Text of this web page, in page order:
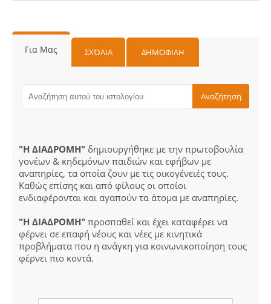
Για Μας ΣΧΌΛΙΑ ΔΗΜΟΦΙΛΗ
"Η ΔΙΑΔΡΟΜΗ" δημιουργήθηκε με την πρωτοβουλία
γονέων & κηδεμόνων παιδιών και εφήβων με
αναπηρίες, τα οποία ζουν με τις οικογένειές τους.
Καθώς επίσης και από φίλους οι οποίοι
ενδιαφέρονται και αγαπούν τα άτομα με αναπηρίες.
"Η ΔΙΑΔΡΟΜΗ" προσπαθεί και έχει καταφέρει να
φέρνει σε επαφή νέους και νέες με κινητικά
προβλήματα που η ανάγκη για κοινωνικοποίηση τους
φέρνει πιο κοντά.